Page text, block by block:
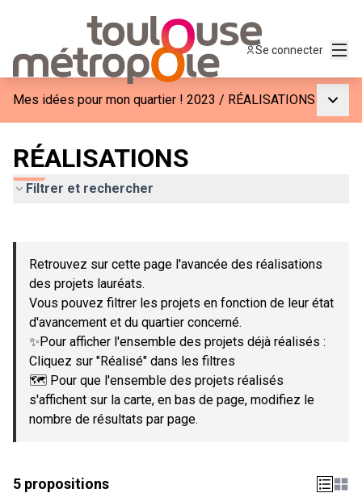
Se connecter
Mes idées pour mon quartier ! 2023 / RÉALISATIONS
RÉALISATIONS
Filtrer et rechercher
−
Retrouvez sur cette page l'avancée des réalisations
des projets lauréats.
Vous pouvez filtrer les projets en fonction de leur état
d'avancement et du quartier concerné.
✨Pour afficher l'ensemble des projets déjà réalisés :
Cliquez sur "Réalisé" dans les filtres
🗺️ Pour que l'ensemble des projets réalisés
s'affichent sur la carte, en bas de page, modifiez le
nombre de résultats par page.
5 propositions